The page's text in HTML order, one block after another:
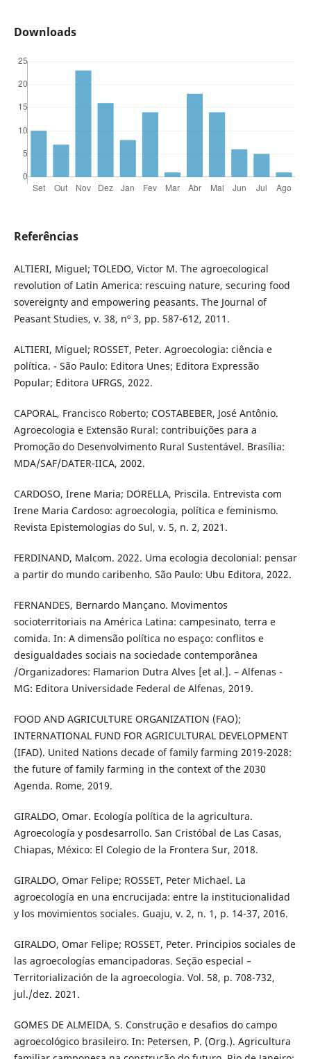
Downloads
Referências
ALTIERI, Miguel; TOLEDO, Victor M. The agroecological
revolution of Latin America: rescuing nature, securing food
sovereignty and empowering peasants. The Journal of
Peasant Studies, v. 38, nº 3, pp. 587-612, 2011.
ALTIERI, Miguel; ROSSET, Peter. Agroecologia: ciência e
política. - São Paulo: Editora Unes; Editora Expressão
Popular; Editora UFRGS, 2022.
CAPORAL, Francisco Roberto; COSTABEBER, José Antônio.
Agroecologia e Extensão Rural: contribuições para a
Promoção do Desenvolvimento Rural Sustentável. Brasília:
MDA/SAF/DATER-IICA, 2002.
CARDOSO, Irene Maria; DORELLA, Priscila. Entrevista com
Irene Maria Cardoso: agroecologia, política e feminismo.
Revista Epistemologias do Sul, v. 5, n. 2, 2021.
FERDINAND, Malcom. 2022. Uma ecologia decolonial: pensar
a partir do mundo caribenho. São Paulo: Ubu Editora, 2022.
FERNANDES, Bernardo Mançano. Movimentos
socioterritoriais na América Latina: campesinato, terra e
comida. In: A dimensão política no espaço: conflitos e
desigualdades sociais na sociedade contemporânea
/Organizadores: Flamarion Dutra Alves [et al.]. – Alfenas -
MG: Editora Universidade Federal de Alfenas, 2019.
FOOD AND AGRICULTURE ORGANIZATION (FAO);
INTERNATIONAL FUND FOR AGRICULTURAL DEVELOPMENT
(IFAD). United Nations decade of family farming 2019-2028:
the future of family farming in the context of the 2030
Agenda. Rome, 2019.
GIRALDO, Omar. Ecología política de la agricultura.
Agroecología y posdesarrollo. San Cristóbal de Las Casas,
Chiapas, México: El Colegio de la Frontera Sur, 2018.
GIRALDO, Omar Felipe; ROSSET, Peter Michael. La
agroecología en una encrucijada: entre la institucionalidad
y los movimientos sociales. Guaju, v. 2, n. 1, p. 14-37, 2016.
GIRALDO, Omar Felipe; ROSSET, Peter. Principios sociales de
las agroecologías emancipadoras. Seção especial –
Territorialización de la agroecologia. Vol. 58, p. 708-732,
jul./dez. 2021.
GOMES DE ALMEIDA, S. Construção e desafios do campo
agroecológico brasileiro. In: Petersen, P. (Org.). Agricultura